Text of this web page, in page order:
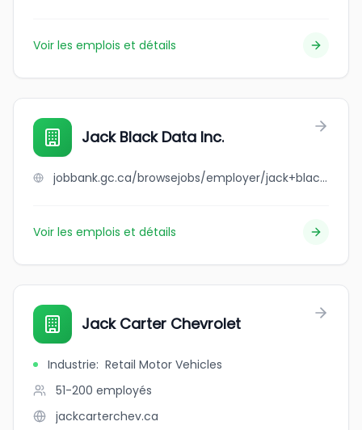
Voir les emplois et détails
Jack Black Data Inc.
jobbank.gc.ca/browsejobs/employer/jack+black+data+inc./ca
Voir les emplois et détails
Jack Carter Chevrolet
Industrie: Retail Motor Vehicles
51-200 employés
jackcarterchev.ca